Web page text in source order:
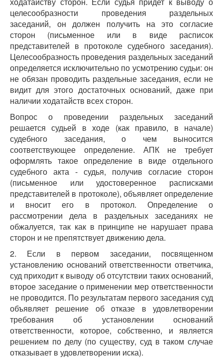
целесообразности проведения раздельных
заседаний, он должен получить на это согласие
сторон (письменное или в виде расписок
представителей в протоколе судебного заседания).
Целесообразность проведения раздельных заседаний
определяется исключительно по усмотрению судьи: он
не обязан проводить раздельные заседания, если не
видит для этого достаточных оснований, даже при
наличии ходатайств всех сторон.
Вопрос о проведении раздельных заседаний
решается судьей в ходе (как правило, в начале)
судебного заседания, о чем выносится
соответствующее определение. АПК не требует
оформлять такое определение в виде отдельного
судебного акта - судья, получив согласие сторон
(письменное или удостоверенное расписками
представителей в протоколе), объявляет определение
и вносит его в протокол. Определение о
рассмотрении дела в раздельных заседаниях не
обжалуется, так как в принципе не нарушает права
сторон и не препятствует движению дела.
2. Если в первом заседании, посвященном
установлению оснований ответственности ответчика,
суд приходит к выводу об отсутствии таких оснований,
второе заседание о применении мер ответственности
не проводится. По результатам первого заседания суд
объявляет решение об отказе в удовлетворении
требования об установлении оснований
ответственности, которое, собственно, и является
решением по делу (по существу, суд в таком случае
отказывает в удовлетворении иска).